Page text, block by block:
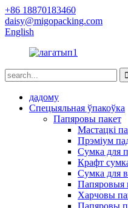
+86 18870183460
daisy@migopacking.com
English
дадому
Спецыяльная ўпакоўка
Папяровы пакет
Мастацкі
Прэміум
Сумка для
Крафт
Сумка для
Папяровыя
Харчовы
Папяровы